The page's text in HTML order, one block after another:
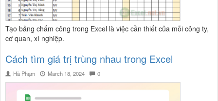
Tạo bảng chấm công trong Excel là việc cần thiết của mỗi công ty,
cơ quan, xí nghiệp.
Cách tìm giá trị trùng nhau trong Excel
Hà Phạm March 18, 2024 0